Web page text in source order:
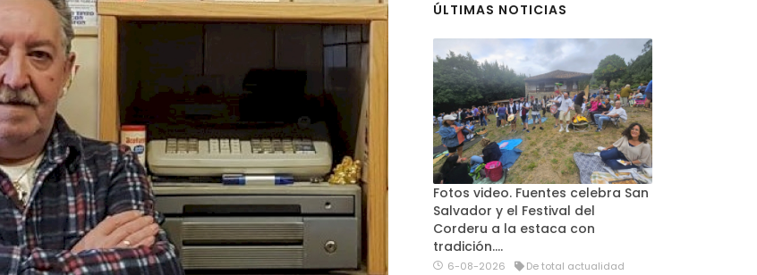
ÚLTIMAS NOTICIAS
Fotos video. Fuentes celebra San
Salvador y el Festival del
Corderu a la estaca con
tradición....
6-08-2026 De total actualidad